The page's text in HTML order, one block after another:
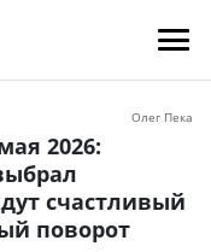
Олег Пека
2026:
счастливый
поворот